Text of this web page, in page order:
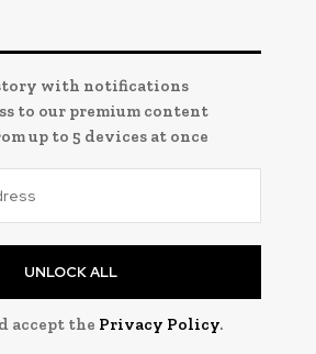
story with notifications
to our premium content
up to 5 devices at once
UNLOCK ALL
accept the Privacy Policy.